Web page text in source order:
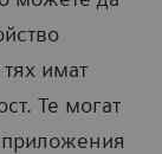
имат
Те могат
приложения